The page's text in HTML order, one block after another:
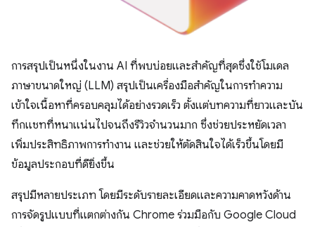
การสรุปเป็นหนึ่งในงาน AI ที่พบบ่อยและสำคัญที่สุดซึ่งใช้โมเดล
ภาษาขนาดใหญ่ (LLM) สรุปเป็นเครื่องมือสําคัญในการทําความ
เข้าใจเนื้อหาที่ครอบคลุมได้อย่างรวดเร็ว ตั้งแต่บทความที่ยาวและบัน
ทึกแชทที่หนาแน่นไปจนถึงรีวิวจํานวนมาก ซึ่งช่วยประหยัดเวลา
เพิ่มประสิทธิภาพการทำงาน และช่วยให้ตัดสินใจได้เร็วขึ้นโดยมี
ข้อมูลประกอบที่ดียิ่งขึ้น
สรุปมีหลายประเภท โดยมีระดับรายละเอียดและความคาดหวังด้าน
การจัดรูปแบบที่แตกต่างกัน Chrome ร่วมมือกับ Google Cloud